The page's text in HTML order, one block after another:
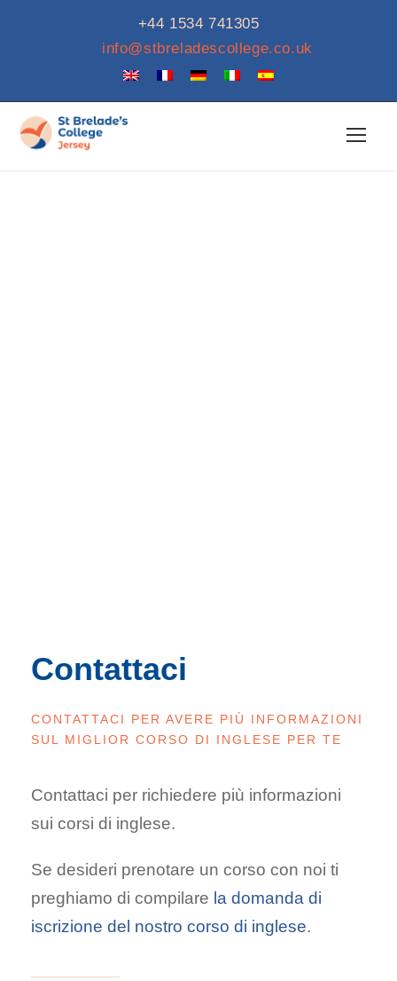
+44 1534 741305
info@stbreladescollege.co.uk
Contattaci
CONTATTACI PER AVERE PIÙ INFORMAZIONI
SUL MIGLIOR CORSO DI INGLESE PER TE
Contattaci per richiedere più informazioni
sui corsi di inglese.
Se desideri prenotare un corso con noi ti
preghiamo di compilare la domanda di
iscrizione del nostro corso di inglese.